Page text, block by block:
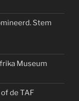
Stem
Museum
de TAF